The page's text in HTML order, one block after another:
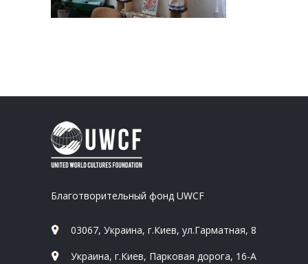
Благотворительный фонд UWCF
03067, Украина, г.Киев, ул.Гарматная, 8
Украина, г.Киев, Парковая дорога, 16-А